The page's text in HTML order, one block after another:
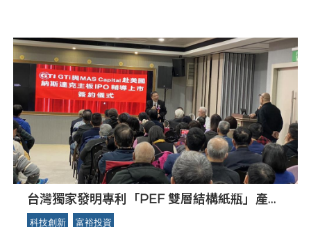
台灣獨家發明專利「PEF 雙層結構紙瓶」產品
技術， GTI攜手 MAS Capital 前進2026 納斯
科技創新 富裕投資